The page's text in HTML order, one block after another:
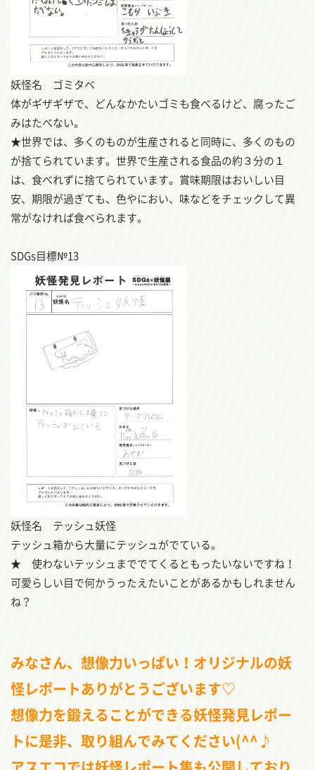
妖怪名 ゴミタベ
体がギザギザで、どんなかたいゴミも食べるけど、腐ったご
みはたべない。
★世界では、多くのものが生産されると同時に、多くのもの
が捨てられています。世界で生産される食品の約３分の１
は、食べれずに捨てられています。賞味期限はおいしい目
安、期限が過ぎても、色やにおい、味などをチェックして異
常がなければ食べられます。
SDGs目標№13
妖怪名 テッシュ妖怪
テッシュ箱から大量にテッシュがでている。
★ 使わないテッシュまででてくるともったいないですね！
可愛らしい目で何かうったえたいことがあるかもしれません
ね？
みなさん、想像力いっぱい！オリジナルの妖
怪レポートありがとうございます♡
想像力を鍛えることができる妖怪発見レポー
トに是非、取り組んでみてください(^^♪